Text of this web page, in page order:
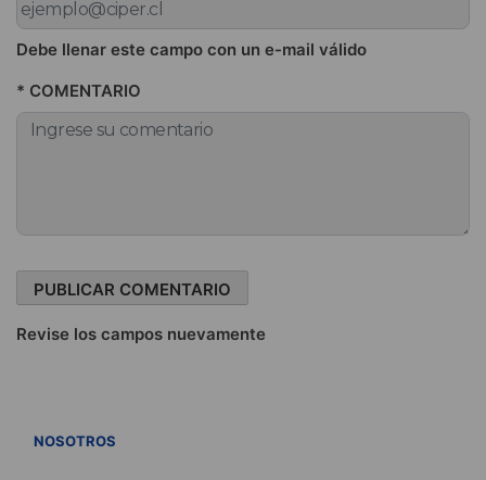
Debe llenar este campo con un e-mail válido
* COMENTARIO
Revise los campos nuevamente
NOSOTROS